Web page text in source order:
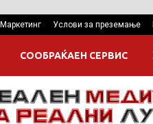
Маркетинг Услови за преземање
СООБРАЌАЕН СЕРВИС